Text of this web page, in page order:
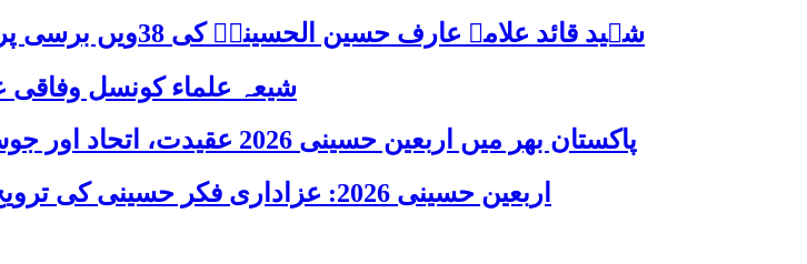
شہید قائد علامہ عارف حسین الحسینیؒ کی 38ویں برسی پر قائد ملت جعفریہ پاکستان علامہ ساجد علی نقوی کا اہم پیغام
شیعہ علماء کونسل
پاکستان بھر میں اربعین حسینی 2026 عقیدت، اتحاد اور جوش و جذبے کے ساتھ منایا گیا، لاکھوں عزادار جلوسوں میں شریک
اربعین حسینی 2026: عزاداری فکر حسینی کی ترویج کا ذریعہ ہے، قائد ملت جعفریہ آیت اللہ سید ساجد علی نقوی